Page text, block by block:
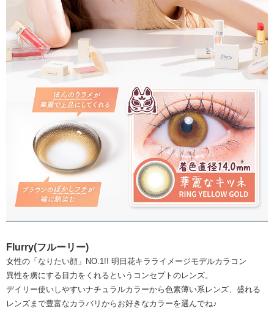
Flurry(フルーリー)
女性の「なりたい顔」NO.1!! 明日花キラライメージモデルカラコン
異性を虜にする目力をくれるというコンセプトのレンズ。
デイリー使いしやすいナチュラルカラーから色素薄い系レンズ、盛れる
レンズまで豊富なカラバリからお好きなカラーを選んでね♪